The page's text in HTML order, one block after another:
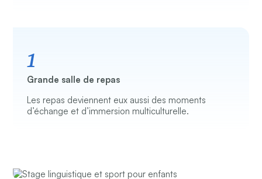
1
Grande salle de repas
Les repas deviennent eux aussi des moments
d’échange et d’immersion multiculturelle.